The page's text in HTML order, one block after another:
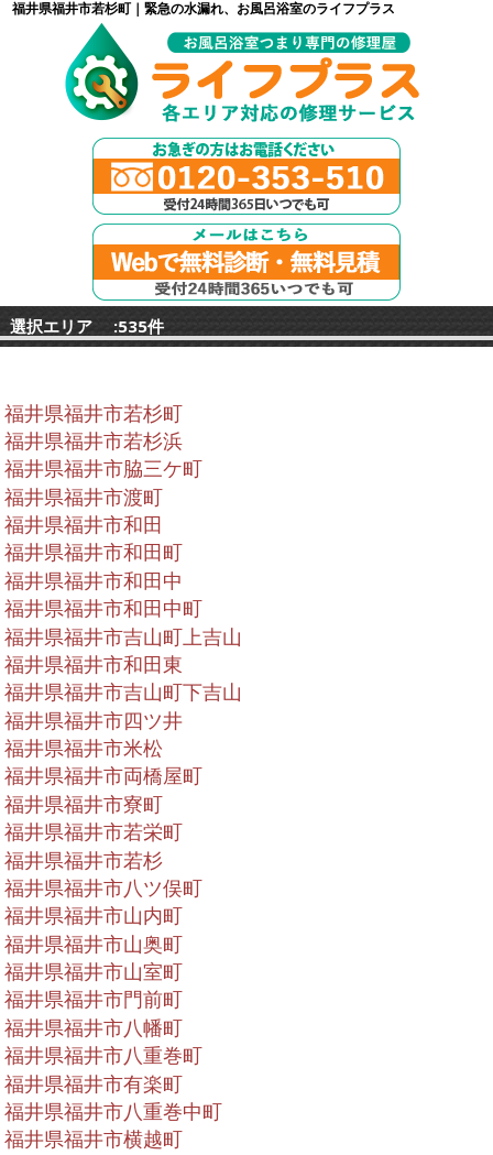
福井県福井市若杉町｜緊急の水漏れ、お風呂浴室のライフプラス
選択エリア :535件
福井県福井市若杉町
福井県福井市若杉浜
福井県福井市脇三ケ町
福井県福井市渡町
福井県福井市和田
福井県福井市和田町
福井県福井市和田中
福井県福井市和田中町
福井県福井市吉山町上吉山
福井県福井市和田東
福井県福井市吉山町下吉山
福井県福井市四ツ井
福井県福井市米松
福井県福井市両橋屋町
福井県福井市寮町
福井県福井市若栄町
福井県福井市若杉
福井県福井市八ツ俣町
福井県福井市山内町
福井県福井市山奥町
福井県福井市山室町
福井県福井市門前町
福井県福井市八幡町
福井県福井市八重巻町
福井県福井市有楽町
福井県福井市八重巻中町
福井県福井市横越町